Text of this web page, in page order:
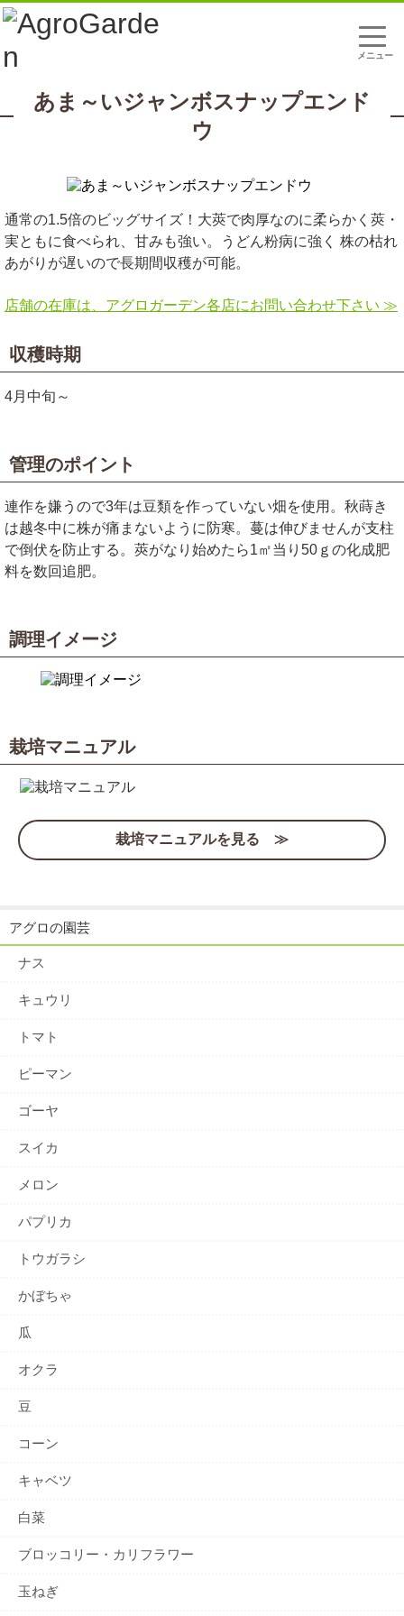
t
o
g
o
n
あま～いジャンボスナップエンド
ウ
通常の1.5倍のビッグサイズ！大莢で肉厚なのに柔らかく莢・
実ともに食べられ、甘みも強い。うどん粉病に強く 株の枯れ
あがりが遅いので長期間収穫が可能。
店舗の在庫は、アグロガーデン各店にお問い合わせ下さい ≫
収穫時期
4月中旬～
管理のポイント
連作を嫌うので3年は豆類を作っていない畑を使用。秋蒔き
は越冬中に株が痛まないように防寒。蔓は伸びませんが支柱
で倒伏を防止する。莢がなり始めたら1㎡当り50ｇの化成肥
料を数回追肥。
調理イメージ
栽培マニュアル
栽培マニュアルを見る ≫
アグロの園芸
ナス
キュウリ
トマト
ピーマン
ゴーヤ
スイカ
メロン
パプリカ
トウガラシ
かぼちゃ
瓜
オクラ
豆
コーン
キャベツ
白菜
ブロッコリー・カリフラワー
玉ねぎ